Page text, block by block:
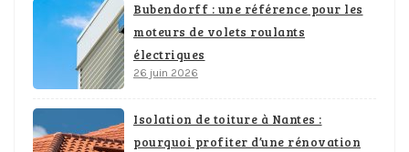
Bubendorff : une référence pour les
moteurs de volets roulants
électriques
26 juin 2026
Isolation de toiture à Nantes :
pourquoi profiter d’une rénovation